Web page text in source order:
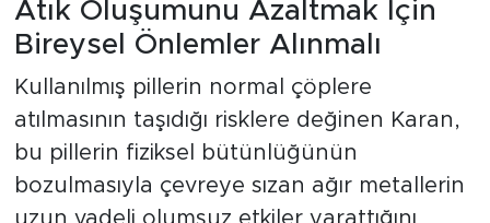
Atık Oluşumunu Azaltmak İçin
Bireysel Önlemler Alınmalı
Kullanılmış pillerin normal çöplere
atılmasının taşıdığı risklere değinen Karan,
bu pillerin fiziksel bütünlüğünün
bozulmasıyla çevreye sızan ağır metallerin